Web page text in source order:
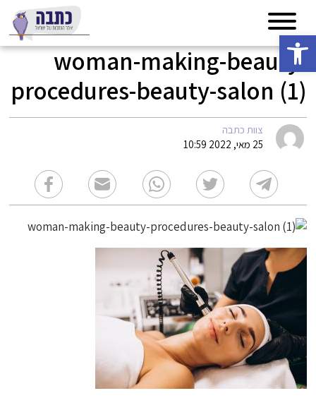
פתח סרגל נגישות
woman-making-beauty-
procedures-beauty-salon (1)
צוות כתבה
25 מאי, 2022 10:59